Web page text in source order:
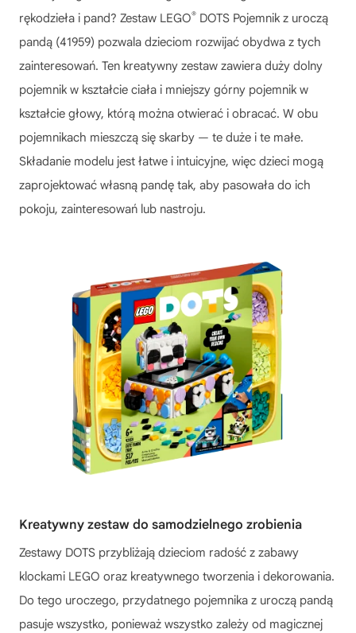
rękodzieła i pand? Zestaw LEGO® DOTS Pojemnik z uroczą
pandą (41959) pozwala dzieciom rozwijać obydwa z tych
zainteresowań. Ten kreatywny zestaw zawiera duży dolny
pojemnik w kształcie ciała i mniejszy górny pojemnik w
kształcie głowy, którą można otwierać i obracać. W obu
pojemnikach mieszczą się skarby — te duże i te małe.
Składanie modelu jest łatwe i intuicyjne, więc dzieci mogą
zaprojektować własną pandę tak, aby pasowała do ich
pokoju, zainteresowań lub nastroju.
Kreatywny zestaw do samodzielnego zrobienia
Zestawy DOTS przybliżają dzieciom radość z zabawy
klockami LEGO oraz kreatywnego tworzenia i dekorowania.
Do tego uroczego, przydatnego pojemnika z uroczą pandą
pasuje wszystko, ponieważ wszystko zależy od magicznej